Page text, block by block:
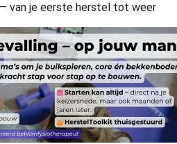
van je eerste herstel tot weer